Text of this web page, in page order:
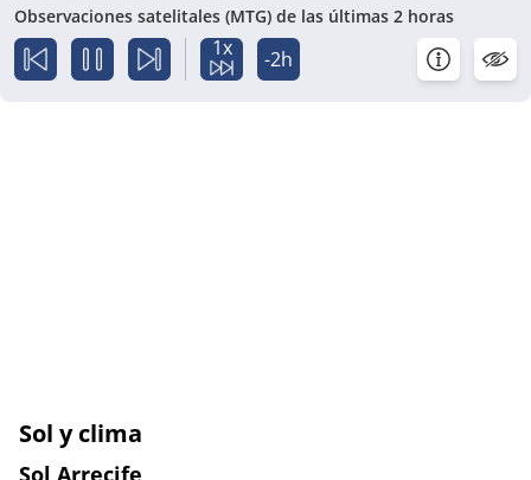
Observaciones satelitales (MTG) de las últimas 2 horas
1x -2h
Sol y clima
Sol Arrecife